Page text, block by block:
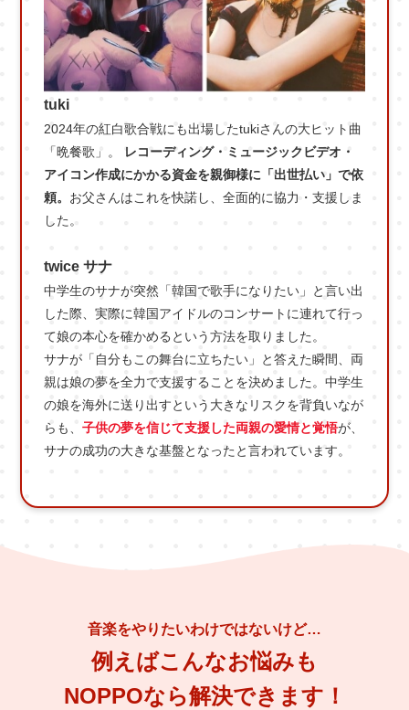
tuki
2024年の紅白歌合戦にも出場したtukiさんの大ヒット曲
「晩餐歌」。 レコーディング・ミュージックビデオ・
アイコン作成にかかる資金を親御様に「出世払い」で依
頼。 お父さんはこれを快諾し、全面的に協力・支援しま
した。
twice サナ
中学生のサナが突然「韓国で歌手になりたい」と言い出
した際、実際に韓国アイドルのコンサートに連れて行っ
て娘の本心を確かめるという方法を取りました。
サナが「自分もこの舞台に立ちたい」と答えた瞬間、両
親は娘の夢を全力で支援することを決めました。中学生
の娘を海外に送り出すという大きなリスクを背負いなが
らも、子供の夢を信じて支援した両親の愛情と覚悟が、
サナの成功の大きな基盤となったと言われています。
音楽をやりたいわけではないけど…
例えばこんなお悩みも
NOPPOなら解決できます！